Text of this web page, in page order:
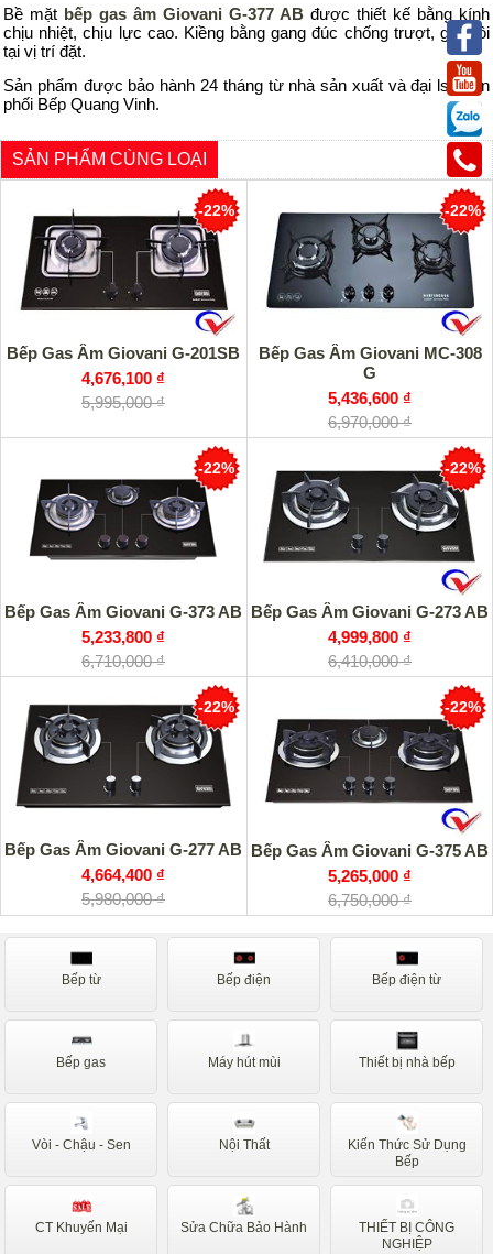
Bề mặt bếp gas âm Giovani G-377 AB được thiết kế bằng kính
chịu nhiệt, chịu lực cao. Kiềng bằng gang đúc chống trượt, giữ nồi
tại vị trí đặt.
Sản phẩm được bảo hành 24 tháng từ nhà sản xuất và đại ls phân
phối Bếp Quang Vinh.
SẢN PHẨM CÙNG LOẠI
Bếp Gas Âm Giovani G-201SB
4,676,100 ₫
5,995,000 ₫
-22%
Bếp Gas Âm Giovani MC-308
G
5,436,600 ₫
6,970,000 ₫
-22%
Bếp Gas Âm Giovani G-373 AB
5,233,800 ₫
6,710,000 ₫
-22%
Bếp Gas Âm Giovani G-273 AB
4,999,800 ₫
6,410,000 ₫
-22%
Bếp Gas Âm Giovani G-277 AB
4,664,400 ₫
5,980,000 ₫
-22%
Bếp Gas Âm Giovani G-375 AB
5,265,000 ₫
6,750,000 ₫
-22%
Bếp từ Bếp điện Bếp điện từ
Bếp gas Máy hút mùi Thiết bị nhà bếp
Vòi - Chậu - Sen Nội Thất
Kiến Thức Sử Dụng
Bếp
CT Khuyến Mại Sửa Chữa Bảo Hành
THIẾT BỊ CÔNG
NGHIỆP